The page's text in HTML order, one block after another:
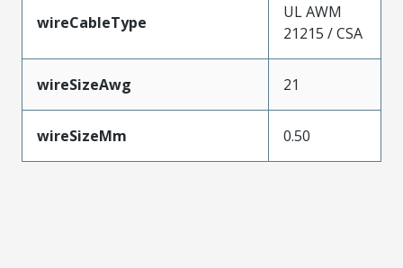
wireCableType
UL AWM
21215 / CSA
wireSizeAwg 21
wireSizeMm 0.50